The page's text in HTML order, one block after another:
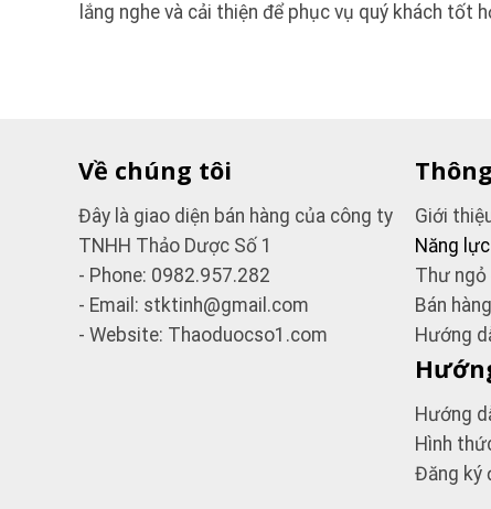
lắng nghe và cải thiện để phục vụ quý khách tốt
Về chúng tôi
Đây là giao diện bán hàng của công ty
TNHH Thảo Dược Số 1
- Phone: 0982.957.282
- Email: stktinh@gmail.com
- Website: Thaoduocso1.com
Giới
Năng
Thư ngỏ
Bán hàng
Hướng
Hướng
Hình
Đăng ký